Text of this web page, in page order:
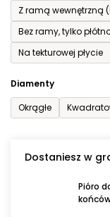
Z ramą wewnętrzną
Bez ramy, tylko
Na tekturowej płycie
Diamenty
Okrągłe
Dostaniesz w
Pióro